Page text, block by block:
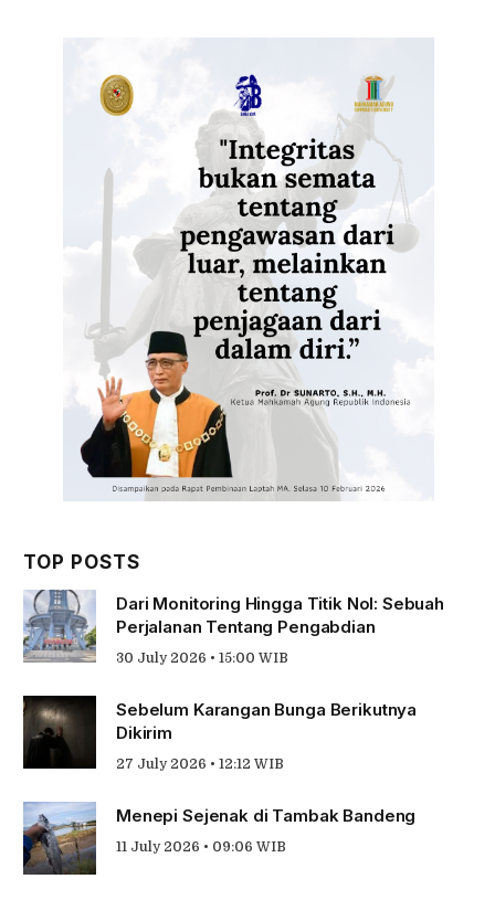
TOP POSTS
Dari Monitoring Hingga Titik Nol: Sebuah
Perjalanan Tentang Pengabdian
30 July 2026 • 15:00 WIB
Sebelum Karangan Bunga Berikutnya
Dikirim
27 July 2026 • 12:12 WIB
Menepi Sejenak di Tambak Bandeng
11 July 2026 • 09:06 WIB